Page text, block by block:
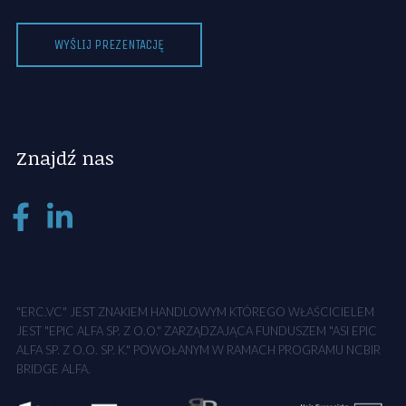
WYŚLIJ PREZENTACJĘ
Znajdź nas
"ERC.VC" JEST ZNAKIEM HANDLOWYM KTÓREGO WŁAŚCICIELEM
JEST "EPIC ALFA SP. Z O.O." ZARZĄDZAJĄCA FUNDUSZEM "ASI EPIC
ALFA SP. Z O.O. SP. K." POWOŁANYM W RAMACH PROGRAMU NCBIR
BRIDGE ALFA.